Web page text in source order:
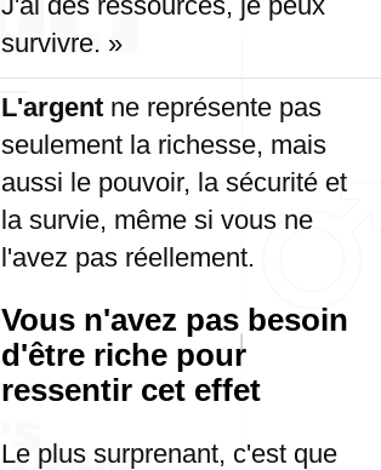
survivre. »
L'argent ne représente pas
seulement la richesse, mais
aussi le pouvoir, la sécurité et
la survie, même si vous ne
l'avez pas réellement.
Vous n'avez pas besoin
d'être riche pour
ressentir cet effet
Le plus surprenant, c'est que